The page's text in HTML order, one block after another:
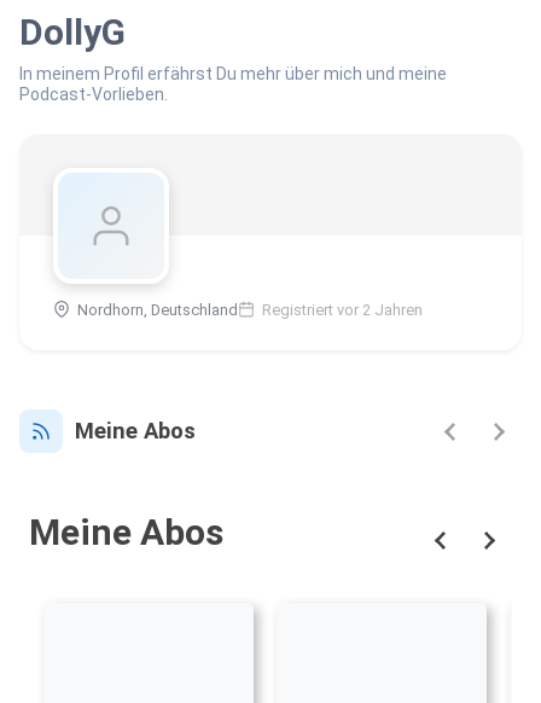
DollyG
In meinem Profil erfährst Du mehr über mich und meine
Podcast-Vorlieben.
Nordhorn, Deutschland Registriert vor 2 Jahren
Meine Abos
Meine Abos